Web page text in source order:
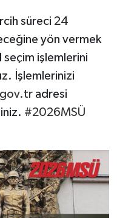
süreci 24
yön vermek
seçim işlemlerini
İşlemlerinizi
adresi
#2026MSÜ